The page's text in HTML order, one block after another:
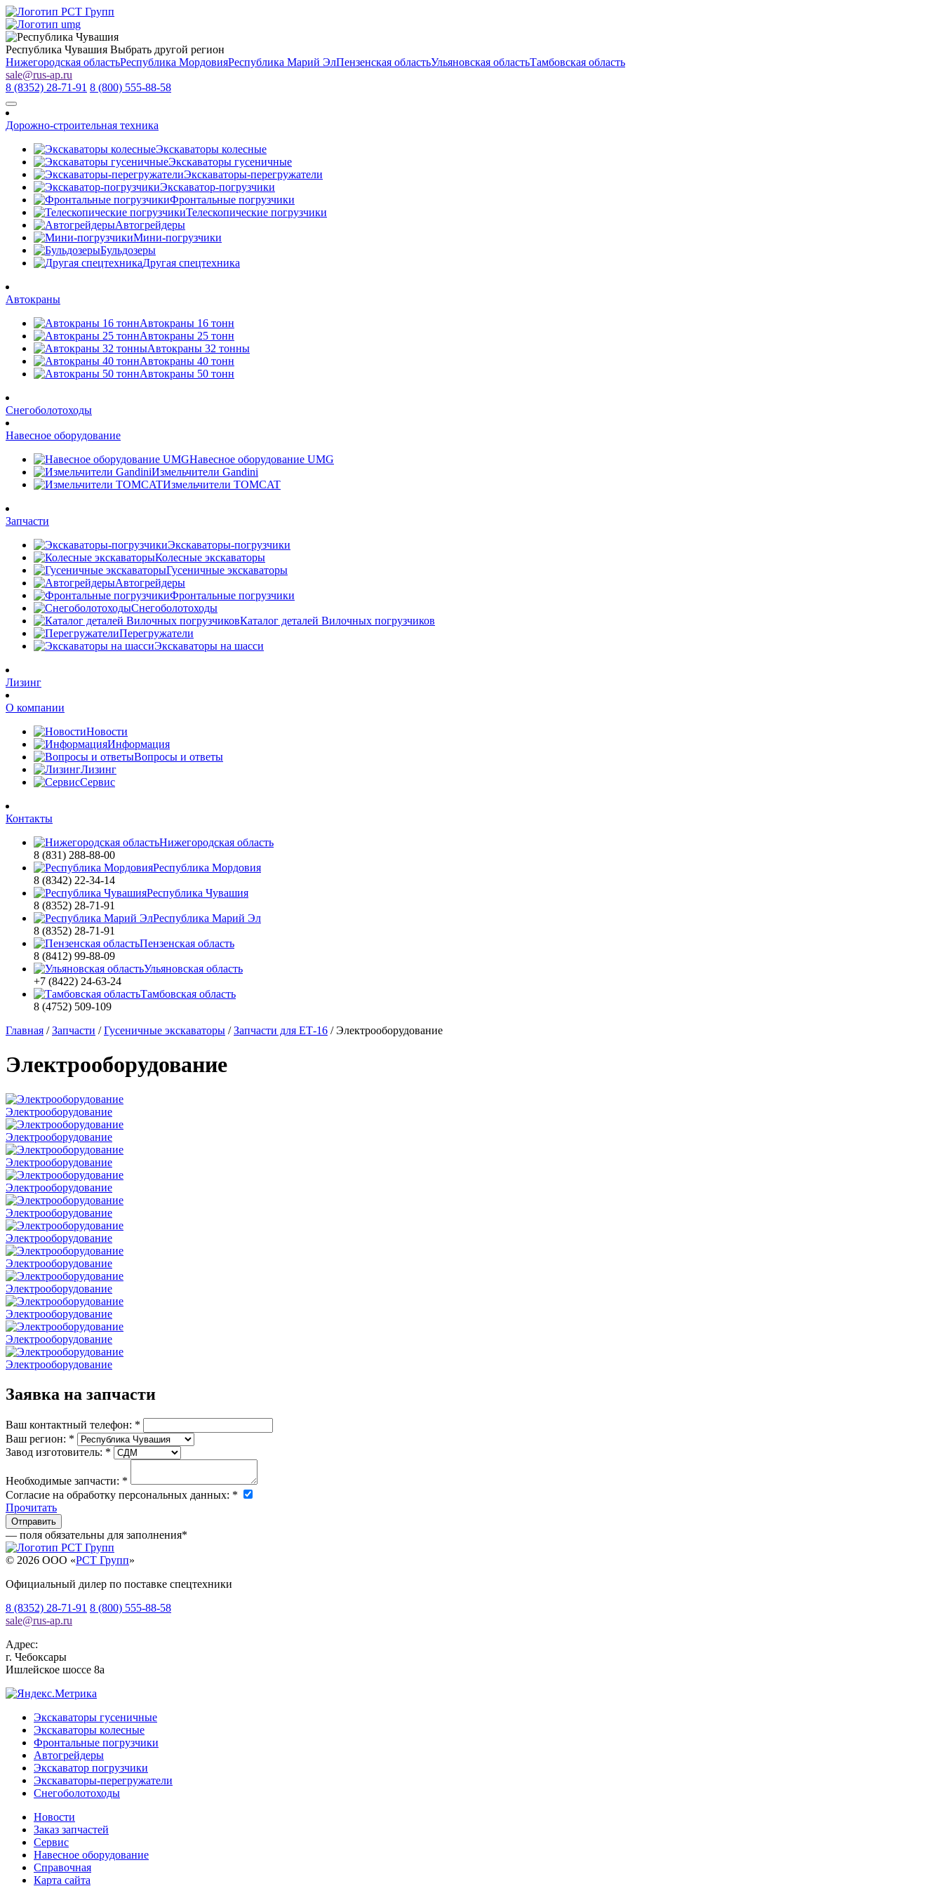
Республика Чувашия Выбрать другой регион
Нижегородская областьРеспублика МордовияРеспублика Марий ЭлПензенская областьУльяновская областьТамбовская область
sale@rus-ap.ru
8 (8352) 28-71-91 8 (800) 555-88-58
Дорожно-строительная техника
Экскаваторы колесные
Экскаваторы гусеничные
Экскаваторы-перегружатели
Экскаватор-погрузчики
Фронтальные погрузчики
Телескопические погрузчики
Автогрейдеры
Мини-погрузчики
Бульдозеры
Другая спецтехника
Автокраны
Автокраны 16 тонн
Автокраны 25 тонн
Автокраны 32 тонны
Автокраны 40 тонн
Автокраны 50 тонн
Снегоболотоходы
Навесное оборудование
Навесное оборудование UMG
Измельчители Gandini
Измельчители TOMCAT
Запчасти
Экскаваторы-погрузчики
Колесные экскаваторы
Гусеничные экскаваторы
Автогрейдеры
Фронтальные погрузчики
Снегоболотоходы
Каталог деталей Вилочных погрузчиков
Перегружатели
Экскаваторы на шасси
Лизинг
О компании
Новости
Информация
Вопросы и ответы
Лизинг
Сервис
Контакты
Нижегородская область
8 (831) 288-88-00
Республика Мордовия
8 (8342) 22-34-14
Республика Чувашия
8 (8352) 28-71-91
Республика Марий Эл
8 (8352) 28-71-91
Пензенская область
8 (8412) 99-88-09
Ульяновская область
+7 (8422) 24-63-24
Тамбовская область
8 (4752) 509-109
Главная /Запчасти /Гусеничные экскаваторы /Запчасти для ЕТ-16 /Электрооборудование
Электрооборудование
Электрооборудование
Электрооборудование
Электрооборудование
Электрооборудование
Электрооборудование
Электрооборудование
Электрооборудование
Электрооборудование
Электрооборудование
Электрооборудование
Электрооборудование
Заявка на запчасти
Ваш контактный телефон: *
Ваш регион: *
Завод изготовитель: *
Необходимые запчасти: *
Согласие на обработку персональных данных: *
Прочитать
— поля обязательны для заполнения*
© 2026 OOO «РСТ Групп»
Официальный дилер по поставке спецтехники
8 (8352) 28-71-91 8 (800) 555-88-58
sale@rus-ap.ru
Адрес:
г. Чебоксары
Ишлейское шоссе 8а
Экскаваторы гусеничные
Экскаваторы колесные
Фронтальные погрузчики
Автогрейдеры
Экскаватор погрузчики
Экскаваторы-перегружатели
Снегоболотоходы
Новости
Заказ запчастей
Сервис
Навесное оборудование
Справочная
Карта сайта